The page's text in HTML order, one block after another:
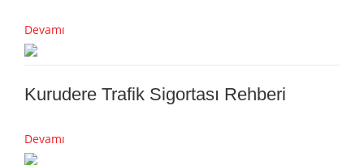
Devamı
Kurudere Trafik Sigortası Rehberi
Devamı